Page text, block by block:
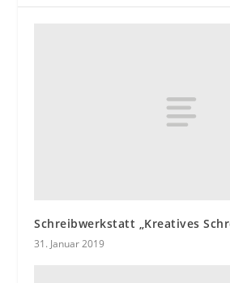
Schreibwerkstatt „Kreatives
31. Januar 2019